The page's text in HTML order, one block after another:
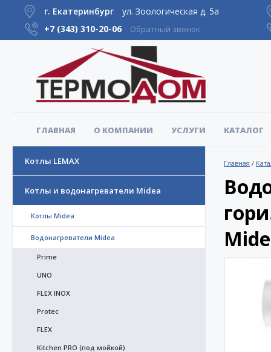
г. Екатеринбург
ул. Зоологическая д. 5а
+7 (343) 310-20-06 Обратный звонок
ГЛАВНАЯ О КОМПАНИИ УСЛУГИ КАТАЛОГ
Котлы LEMAX
Котлы и водонагреватели Midea
Котлы Midea
Водонагреватели Midea
Prime
UNO
FLEX INOX
Protec
FLEX
Kitchen PRO (под мойкой)
Главная /